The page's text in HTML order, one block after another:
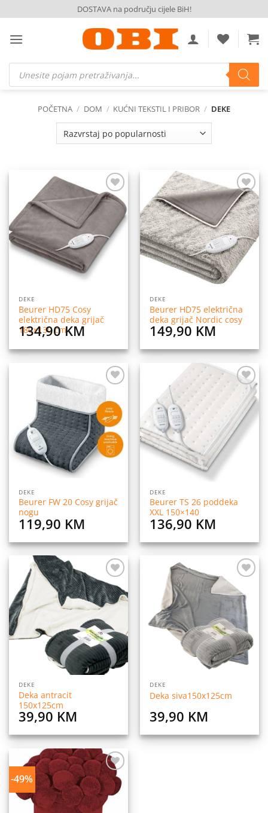
to
content
DOSTAVA na području cijele BiH!
Products
search
POČETNA / DOM / KUĆNI TEKSTIL I PRIBOR / DEKE
Dodaj
želja
DEKE
Beurer HD75 Cosy
električna deka grijač
180×130 cm
134,90KM
Dodaj
na
listu
želja
DEKE
Beurer HD75 električna
deka grijač Nordic cosy
149,90 KM
na
listu
želja
DEKE
Beurer FW 20 Cosy grijač
nogu
119,90 KM
Dodaj
na
listu
želja
DEKE
Beurer TS 26 poddeka
XXL 150×140
136,90 KM
Dodaj
na
listu
DEKE
Deka antracit
150x125cm
39,90 KM
Dodaj
na
listu
želja
DEKE
Deka siva150x125cm
39,90 KM
-49%
Dodaj
listu
želja